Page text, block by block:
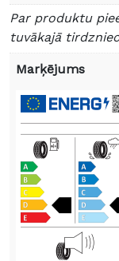
Par produktu
tuvākajā
Marķējums